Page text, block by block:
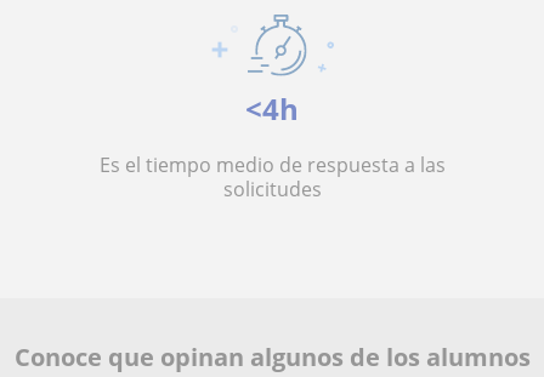
<4h
Es el tiempo medio de respuesta a las
solicitudes
Conoce que opinan algunos de los alumnos